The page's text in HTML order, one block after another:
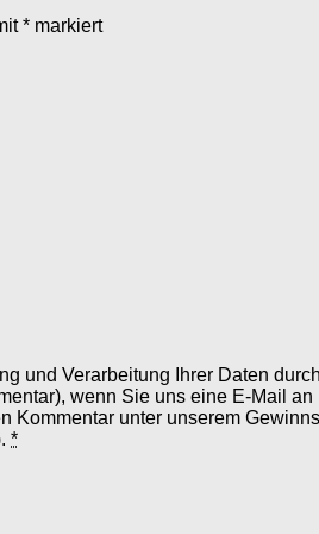
* markiert
und Verarbeitung Ihrer Daten
wenn Sie uns eine E-Mail
unter unserem
*